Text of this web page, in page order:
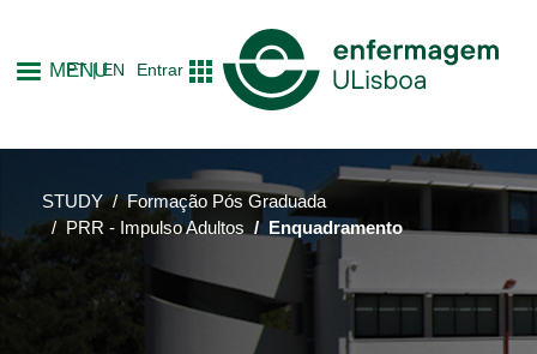
to
main
content
MENU
PT EN Entrar
STUDY
Formação Pós Graduada
PRR - Impulso Adultos
Enquadramento